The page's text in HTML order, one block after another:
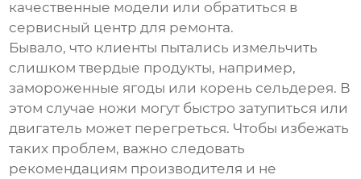
качественные модели или обратиться в
сервисный центр для ремонта.
Бывало, что клиенты пытались измельчить
слишком твердые продукты, например,
замороженные ягоды или корень сельдерея. В
этом случае ножи могут быстро затупиться или
двигатель может перегреться. Чтобы избежать
таких проблем, важно следовать
рекомендациям производителя и не